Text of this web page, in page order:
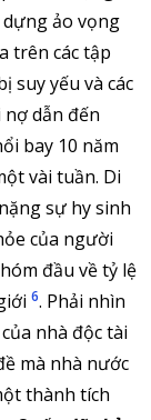
dựng ảo vọng
trên các tập
suy yếu và các
dẫn đến
bay 10 năm
vài tuần. Di
sự hy sinh
của người
đầu về tỷ lệ
6. Phải nhìn
nhà độc tài
mà nhà nước
thành tích